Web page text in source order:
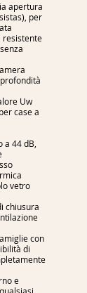
apertura
per
resistente
Uw
case a
44 dB,
vetro
chiusura
con
di
e